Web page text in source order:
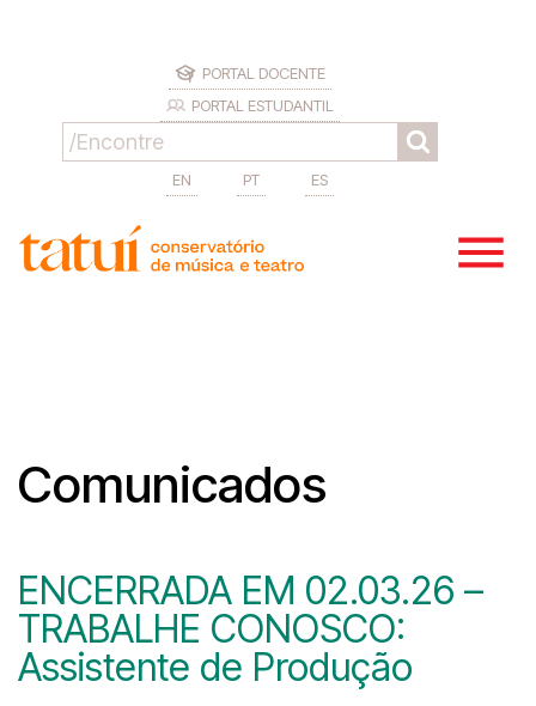
PORTAL DOCENTE
PORTAL ESTUDANTIL
EN PT ES
Comunicados
ENCERRADA EM 02.03.26 –
TRABALHE CONOSCO:
Assistente de Produção